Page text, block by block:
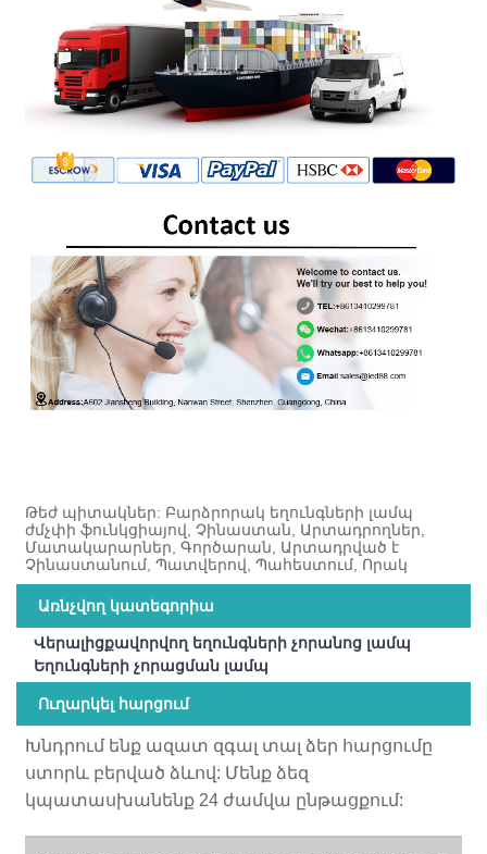
Թեժ պիտակներ: Բարձրորակ եղունգների լամպ
ժմչփի ֆունկցիայով, Չինաստան, Արտադրողներ,
Մատակարարներ, Գործարան, Արտադրված է
Չինաստանում, Պատվերով, Պահեստում, Որակ
Առնչվող կատեգորիա
Վերալիցքավորվող եղունգների չորանոց լամպ
Եղունգների չորացման լամպ
Ուղարկել հարցում
Խնդրում ենք ազատ զգալ տալ ձեր հարցումը
ստորև բերված ձևով: Մենք ձեզ
կպատասխանենք 24 ժամվա ընթացքում: